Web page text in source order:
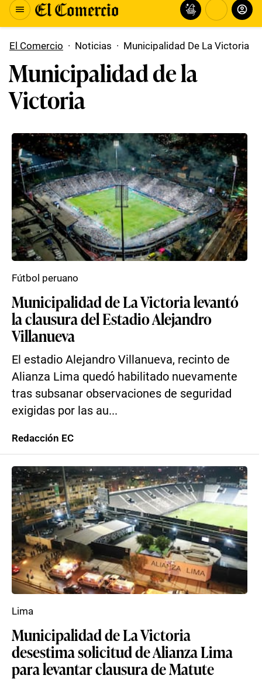
El Comercio · Noticias · Municipalidad De La Victoria
Municipalidad de la
Victoria
Municipalidad de La Victoria levantó
la clausura del Estadio Alejandro
Villanueva
El estadio Alejandro Villanueva, recinto de
Alianza Lima quedó habilitado nuevamente
tras subsanar observaciones de seguridad
exigidas por las au...
Fútbol peruano
Redacción EC
Municipalidad de La Victoria
desestima solicitud de Alianza Lima
para levantar clausura de Matute
Lima